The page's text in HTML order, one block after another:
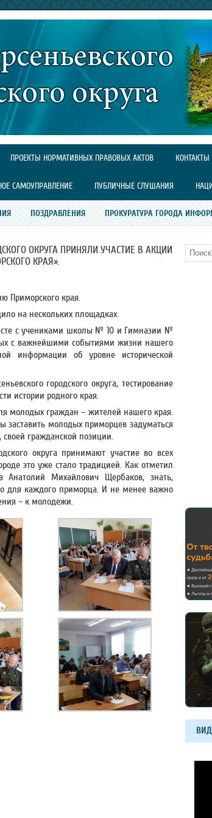
ПРОЕКТЫ НОРМАТИВНЫХ ПРАВОВЫХ АКТОВ КОНТАКТЫ
САМОУПРАВЛЕНИЕ ПУБЛИЧНЫЕ СЛУШАНИЯ
ПОЗДРАВЛЕНИЯ ПРОКУРАТУРА ГОРОДА
ОКРУГА ПРИНЯЛИ УЧАСТИЕ В АКЦИИ
КРАЯ».
Приморского края.
на нескольких площадках.
с учениками школы № 10 и Гимназии №
с важнейшими событиями жизни нашего
информации об уровне исторической
городского округа, тестирование
истории родного края.
молодых граждан – жителей нашего края.
заставить молодых приморцев задуматься
гражданской позиции.
округа принимают участие во всех
это уже стало традицией. Как отметил
Анатолий Михайлович Щербаков, знать,
для каждого приморца. И не менее важно
– к молодежи.
Поиск